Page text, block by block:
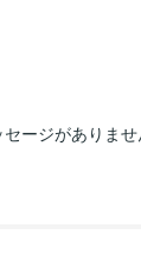
ージがありま